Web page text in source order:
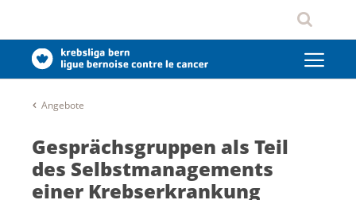
Angebote
Gesprächsgruppen als Teil
des Selbstmanagements
einer Krebserkrankung